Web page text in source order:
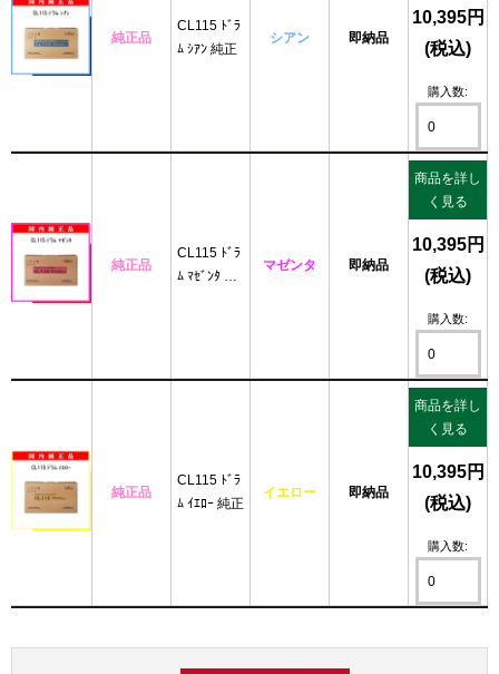
純正品
CL115 ﾄﾞﾗ
ﾑ ｼｱﾝ 純正
シアン 即納品
10,395円
(税込)
購入数:
純正品
CL115 ﾄﾞﾗ
ﾑ ﾏｾﾞﾝﾀ 純
マゼンタ 即納品
商品を詳し
く見る
10,395円
(税込)
購入数:
純正品
CL115 ﾄﾞﾗ
ﾑ ｲｴﾛｰ 純正
イエロー 即納品
商品を詳し
く見る
10,395円
(税込)
購入数: